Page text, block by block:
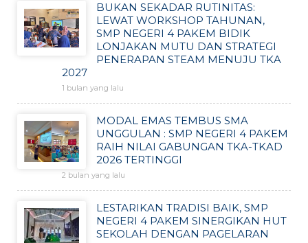
BUKAN SEKADAR RUTINITAS:
LEWAT WORKSHOP TAHUNAN,
SMP NEGERI 4 PAKEM BIDIK
LONJAKAN MUTU DAN STRATEGI
PENERAPAN STEAM MENUJU TKA
2027
1 bulan yang lalu
MODAL EMAS TEMBUS SMA
UNGGULAN : SMP NEGERI 4 PAKEM
RAIH NILAI GABUNGAN TKA-TKAD
2026 TERTINGGI
2 bulan yang lalu
LESTARIKAN TRADISI BAIK, SMP
NEGERI 4 PAKEM SINERGIKAN HUT
SEKOLAH DENGAN PAGELARAN